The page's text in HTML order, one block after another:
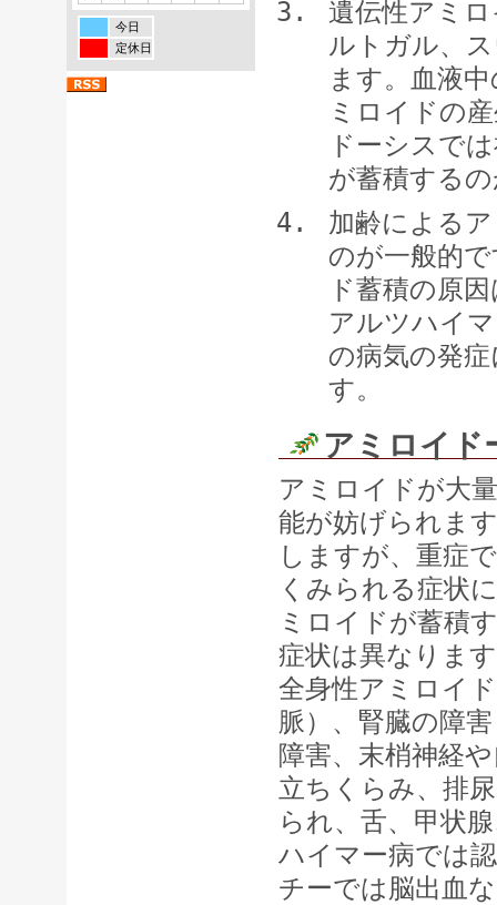
今日
定休日
遺伝性アミ
ルトガル、
ます。血液
ミロイドの
ドーシスで
が蓄積する
加齢による
のが一般的
ド蓄積の原
アルツハイ
の病気の発
す。
アミロイド
アミロイドが大
能が妨げられま
しますが、重症
くみられる症状
ミロイドが蓄積
症状は異なりま
全身性アミロイ
脈）、腎臓の障
障害、末梢神経
立ちくらみ、排
られ、舌、甲状
ハイマー病では
チーでは脳出血